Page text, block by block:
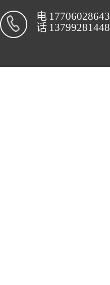
电
话
17706028643
13799281448